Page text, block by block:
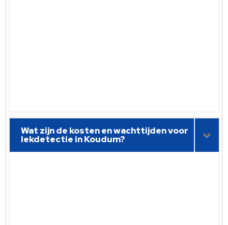
Wat zijn de kosten en wachttijden voor
lekdetectie in Koudum?